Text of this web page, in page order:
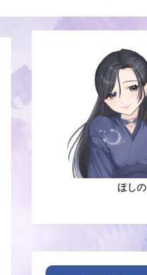
ほしの